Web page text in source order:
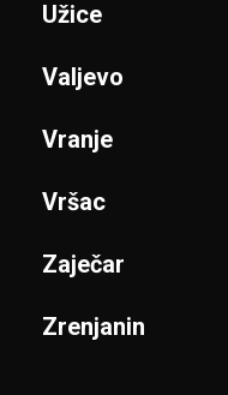
Užice
Valjevo
Vranje
Vršac
Zaječar
Zrenjanin